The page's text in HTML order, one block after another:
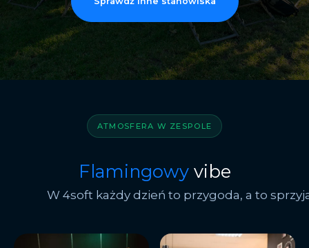
ATMOSFERA W ZESPOLE
Flamingowy vibe
W 4soft każdy dzień to przygoda, a to